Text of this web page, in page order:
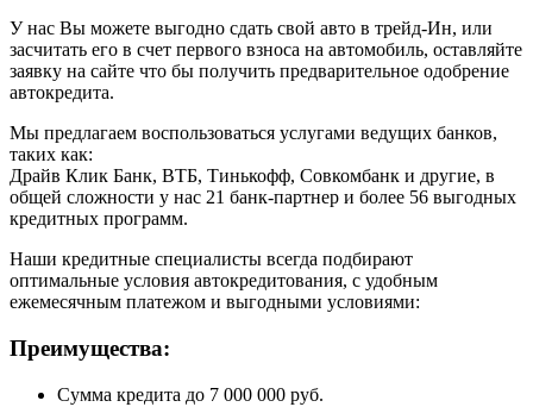
У нас Вы можете выгодно сдать свой авто в трейд-Ин, или
засчитать его в счет первого взноса на автомобиль, оставляйте
заявку на сайте что бы получить предварительное одобрение
автокредита.
Мы предлагаем воспользоваться услугами ведущих банков,
таких как:
Драйв Клик Банк, ВТБ, Тинькофф, Совкомбанк и другие, в
общей сложности у нас 21 банк-партнер и более 56 выгодных
кредитных программ.
Наши кредитные специалисты всегда подбирают
оптимальные условия автокредитования, с удобным
ежемесячным платежом и выгодными условиями:
Преимущества:
Сумма кредита до 7 000 000 руб.